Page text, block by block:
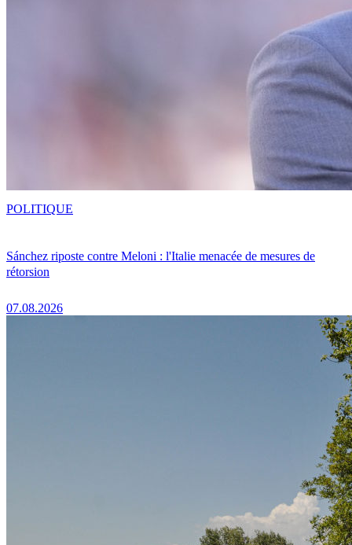
Sánchez riposte contre Meloni : l'Italie menacée de mesures de
rétorsion
07.08.2026
POLITIQUE